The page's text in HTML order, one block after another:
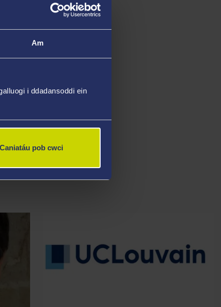
Am
i ddadansoddi ein
Caniatáu pob cwci
yn y DU bob blwyddyn.]